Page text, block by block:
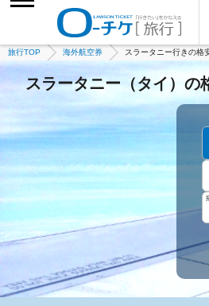
旅行TOP 海外航空券 スラータニー行きの格
スラータニー（タイ）の